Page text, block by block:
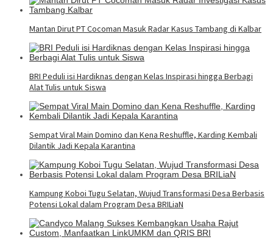
Mantan Dirut PT Cocoman Masuk Radar Kasus Tambang di Kalbar
BRI Peduli isi Hardiknas dengan Kelas Inspirasi hingga Berbagi
Alat Tulis untuk Siswa
Sempat Viral Main Domino dan Kena Reshuffle, Karding Kembali
Dilantik Jadi Kepala Karantina
Kampung Koboi Tugu Selatan, Wujud Transformasi Desa Berbasis
Potensi Lokal dalam Program Desa BRILiaN